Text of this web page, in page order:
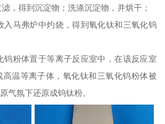
得到沉淀物；洗涤沉淀物，并烘干；
马弗炉中灼烧，得到氧化钛和三氧化钨
粉体置于等离子反应室中，在该反应室
温等离子体，氧化钛和三氧化钨粉体被
气氛下还原成钨钛粉。